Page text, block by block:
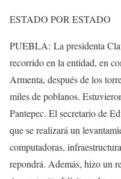
ESTADO POR ESTADO
PUEBLA: La presidenta
recorrido en la entidad, en
Armenta, después de los
miles de poblanos.
Pantepec. El secretario de
que se realizará un
computadoras,
repondrá. Además, hizo un